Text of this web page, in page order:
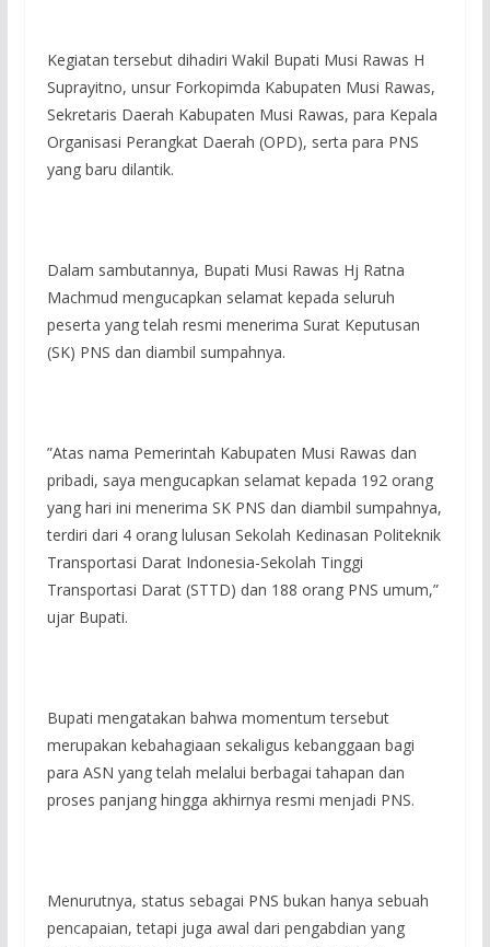
Kegiatan tersebut dihadiri Wakil Bupati Musi Rawas H
Suprayitno, unsur Forkopimda Kabupaten Musi Rawas,
Sekretaris Daerah Kabupaten Musi Rawas, para Kepala
Organisasi Perangkat Daerah (OPD), serta para PNS
yang baru dilantik.
‎Dalam sambutannya, Bupati Musi Rawas Hj Ratna
Machmud mengucapkan selamat kepada seluruh
peserta yang telah resmi menerima Surat Keputusan
(SK) PNS dan diambil sumpahnya.
‎”Atas nama Pemerintah Kabupaten Musi Rawas dan
pribadi, saya mengucapkan selamat kepada 192 orang
yang hari ini menerima SK PNS dan diambil sumpahnya,
terdiri dari 4 orang lulusan Sekolah Kedinasan Politeknik
Transportasi Darat Indonesia-Sekolah Tinggi
Transportasi Darat (STTD) dan 188 orang PNS umum,”
ujar Bupati.
‎Bupati mengatakan bahwa momentum tersebut
merupakan kebahagiaan sekaligus kebanggaan bagi
para ASN yang telah melalui berbagai tahapan dan
proses panjang hingga akhirnya resmi menjadi PNS.
‎Menurutnya, status sebagai PNS bukan hanya sebuah
pencapaian, tetapi juga awal dari pengabdian yang